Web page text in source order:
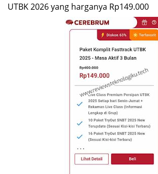
UTBK 2026 yang harganya Rp149.000